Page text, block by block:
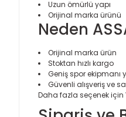
Uzun ömürlü yapı
Orijinal marka ürünü
Neden
Orijinal marka ürün
Stoktan hızlı kargo
Geniş spor ekipmanı
Güvenli alışveriş ve
Daha fazla seçenek için